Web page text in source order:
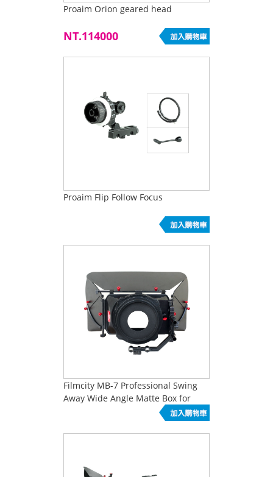
Proaim Orion geared head
NT.114000
Proaim Flip Follow Focus
Filmcity MB-7 Professional Swing
Away Wide Angle Matte Box for